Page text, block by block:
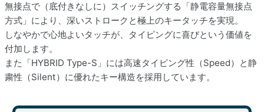
無接点で（底付きなしに）スイッチングする「静電容量無接点
方式」により、深いストロークと極上のキータッチを実現。
しなやかで心地よいタッチが、タイピングに喜びという価値を
付加します。
また「HYBRID Type-S」には高速タイピング性（Speed）と静
粛性（Silent）に優れたキー構造を採用しています。